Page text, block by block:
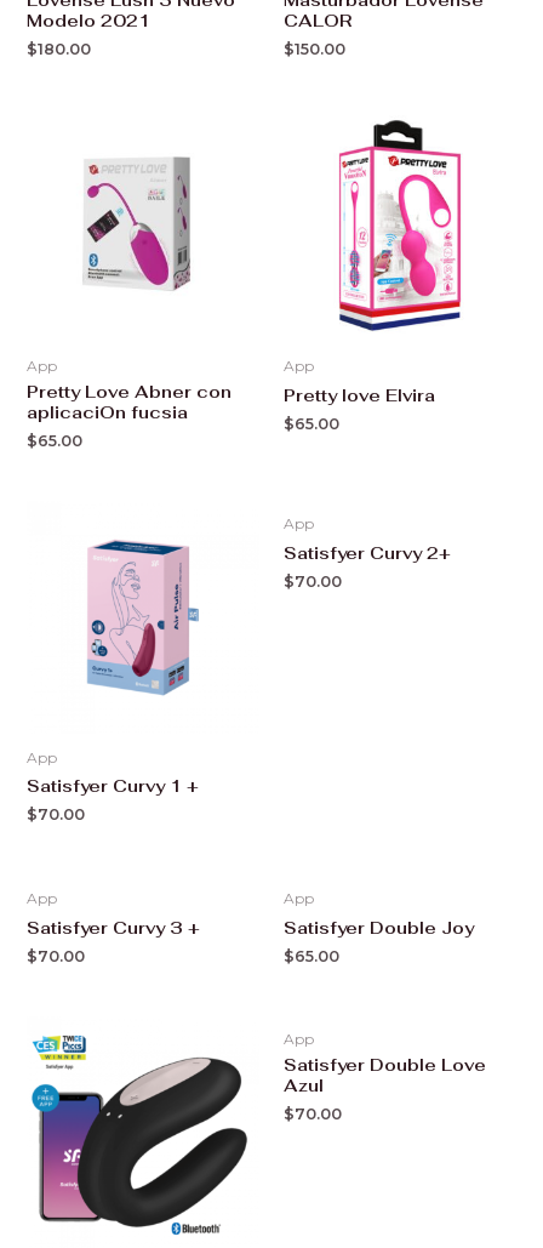
Modelo 2021
$180.00
CALOR
$150.00
App
Pretty Love Abner con
aplicaciOn fucsia
$65.00
App
Pretty love Elvira
$65.00
App
Satisfyer Curvy 1 +
$70.00
App
Satisfyer Curvy 2+
$70.00
App
Satisfyer Curvy 3 +
$70.00
App
Satisfyer Double Joy
$65.00
App
Satisfyer Double Love
Azul
$70.00